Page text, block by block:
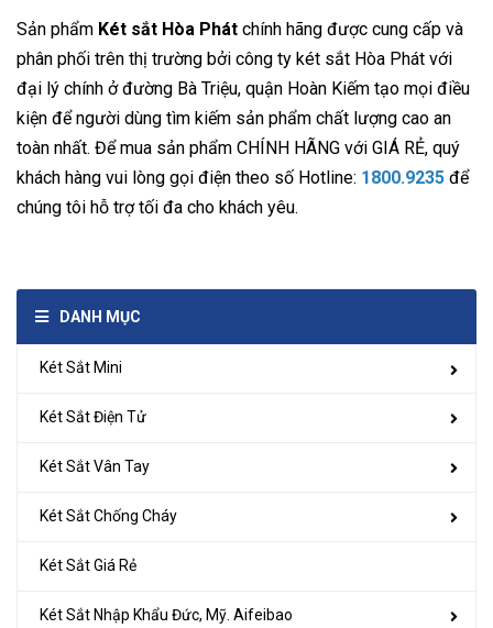
Sản phẩm Két sắt Hòa Phát chính hãng được cung cấp và
phân phối trên thị trường bởi công ty két sắt Hòa Phát với
đại lý chính ở đường Bà Triệu, quận Hoàn Kiếm tạo mọi điều
kiện để người dùng tìm kiếm sản phẩm chất lượng cao an
toàn nhất. Để mua sản phẩm CHÍNH HÃNG với GIÁ RẺ, quý
khách hàng vui lòng gọi điện theo số Hotline: 1800.9235 để
chúng tôi hỗ trợ tối đa cho khách yêu.
DANH MỤC
Két Sắt Mini
Két Sắt Điện Tử
Két Sắt Vân Tay
Két Sắt Chống Cháy
Két Sắt Giá Rẻ
Két Sắt Nhập Khẩu Đức, Mỹ. Aifeibao